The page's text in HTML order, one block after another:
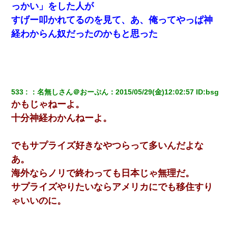
隣室のお婆ちゃん「下階からの異臭に困ってる、今もすっ
ごく臭い」私「変だなあ～なにも臭わないよ」→ その後。
警察『絶対に窓とドアを開けないで』
今日夫の実家に泊ったんだけど、朝起きたら股間がなんか
モッコリしてた
姉旦那の友達「ほんとのパパだよ～」私のお腹を触ってほ
ざく。→思わず手を叩いて振り払ったら…
日航機墜落事故の「ここからは日本語で大丈夫ですよ〜」
の絶望感がヤバイ・・・
っかい」をした人が
すげー叩かれてるのを見て、あ、俺ってやっぱ神
経わからん奴だったのかもと思った
533 ：名無しさん＠おーぷん ：2015/05/29(金)12:02:57 ID:bsg
かもじゃねーよ。
十分神経わかんねーよ。
でもサプライズ好きなやつらって多いんだよな
あ。
海外ならノリで終わっても日本じゃ無理だ。
サプライズやりたいならアメリカにでも移住すり
ゃいいのに。